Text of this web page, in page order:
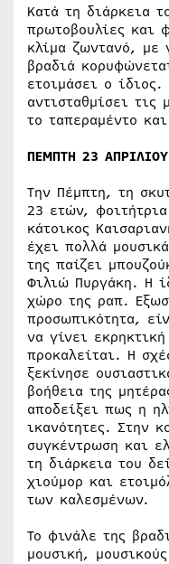
Κατά τη διάρκεια
πρωτοβουλίες και
κλίμα ζωντανό, με
βραδιά
ετοιμάσει ο
αντισταθμίσει τις
το ταπεραμέντο
ΠΕΜΠΤΗ 23 ΑΠΡΙΛΙΟΥ
Την Πέμπτη, τη
23 ετών,
κάτοικος
έχει πολλά
της παίζει
Φιλιώ Πυργάκη. Η
χώρο της ραπ.
προσωπικότητα,
να γίνει
προκαλείται. Η
ξεκίνησε
βοήθεια της
αποδείξει πως η
ικανότητες. Στην
συγκέντρωση και
τη διάρκεια του
χιούμορ και
των καλεσμένων.
Το φινάλε της
μουσική,